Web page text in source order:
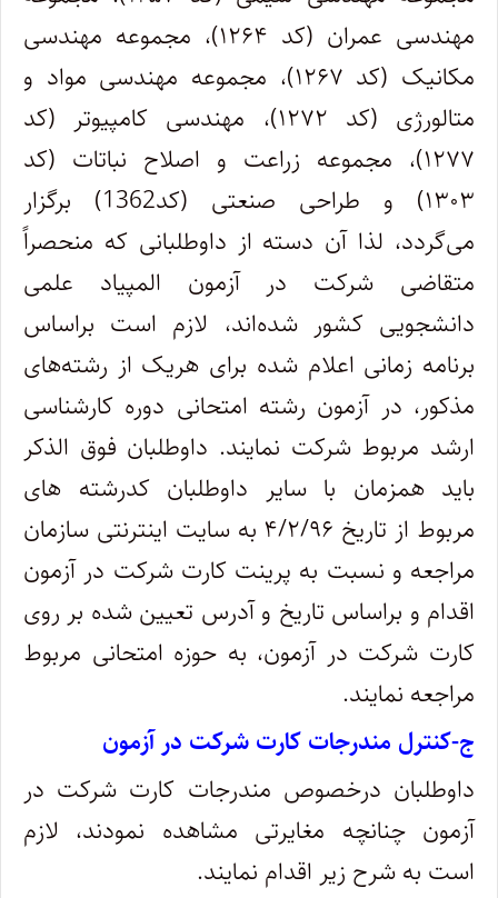
مهندسی عمران (کد ۱۲۶۴)، مجموعه مهندسی
مکانیک (کد ۱۲۶۷)، مجموعه مهندسی مواد و
متالورژی (کد ۱۲۷۲)، مهندسی کامپیوتر (کد
۱۲۷۷)، مجموعه زراعت و اصلاح نباتات (کد
۱۳۰۳) و طراحی صنعتی (کد1362) برگزار
می‌گردد، لذا آن دسته از داوطلبانی که منحصراً
متقاضی شرکت در آزمون المپیاد علمی
دانشجویی کشور شده‌اند، لازم است براساس
برنامه زمانی اعلام شده برای هریک از رشته‌های
مذکور، در آزمون رشته امتحانی دوره کارشناسی
ارشد مربوط شرکت نمایند. داوطلبان فوق الذکر
باید همزمان با سایر داوطلبان کدرشته های
مربوط از تاریخ ۴/۲/۹۶ به سایت اینترنتی سازمان
مراجعه و نسبت به پرینت کارت شرکت در آزمون
اقدام و براساس تاریخ و آدرس تعیین شده بر روی
کارت شرکت در آزمون، به حوزه امتحانی مربوط
مراجعه نمایند.
ج-کنترل مندرجات کارت شرکت در آزمون
داوطلبان درخصوص مندرجات کارت شرکت در
آزمون چنانچه مغایرتی مشاهده نمودند، لازم
است به شرح زیر اقدام نمایند.